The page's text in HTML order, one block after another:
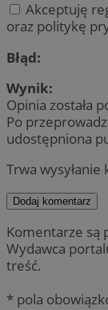
Akceptuję
oraz politykę
Błąd:
Wynik:
Opinia została
Po
udostępniona
Trwa
Dodaj komentarz
Komentarze są
Wydawca
treść.
* pola